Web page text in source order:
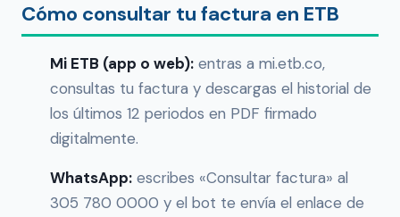
Cómo consultar tu factura en ETB
Mi ETB (app o web): entras a mi.etb.co,
consultas tu factura y descargas el historial de
los últimos 12 periodos en PDF firmado
digitalmente.
WhatsApp: escribes «Consultar factura» al
305 780 0000 y el bot te envía el enlace de